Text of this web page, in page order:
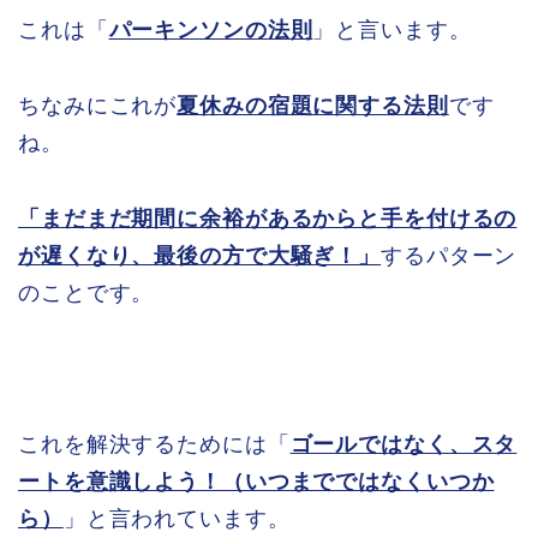
これは「パーキンソンの法則 」と言います。
ちなみにこれが夏休みの宿題に関する法則 です
ね。
「まだまだ期間に余裕があるからと手を付けるの
が遅くなり、最後の方で大騒ぎ！」するパターン
のことです。
これを解決するためには「 ゴールではなく、スタ
ートを意識しよう！（いつまでではなくいつか
ら）
」と言われています。